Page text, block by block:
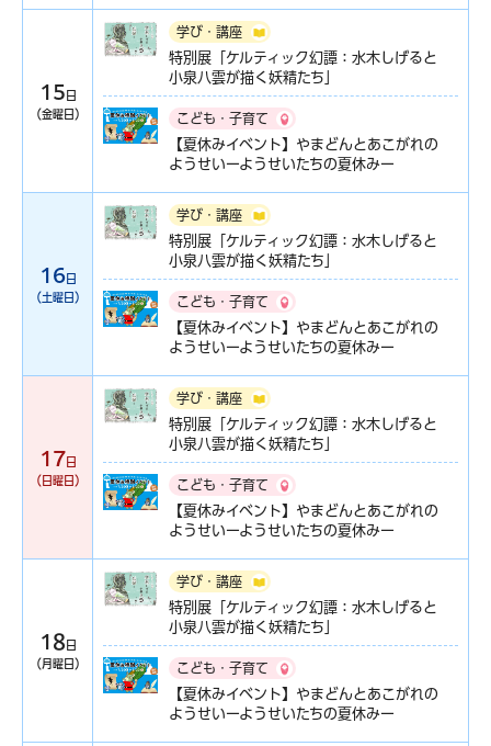
15 日
（金曜日）
学び・講座
特別展「ケルティック幻譚：水木しげると
小泉八雲が描く妖精たち」
こども・子育て
【夏休みイベント】やまどんとあこがれの
ようせいーようせいたちの夏休みー
16日
（土曜日）
学び・講座
特別展「ケルティック幻譚：水木しげると
小泉八雲が描く妖精たち」
こども・子育て
【夏休みイベント】やまどんとあこがれの
ようせいーようせいたちの夏休みー
17 日
（日曜日）
学び・講座
特別展「ケルティック幻譚：水木しげると
小泉八雲が描く妖精たち」
こども・子育て
【夏休みイベント】やまどんとあこがれの
ようせいーようせいたちの夏休みー
18 日
（月曜日）
学び・講座
特別展「ケルティック幻譚：水木しげると
小泉八雲が描く妖精たち」
こども・子育て
【夏休みイベント】やまどんとあこがれの
ようせいーようせいたちの夏休みー